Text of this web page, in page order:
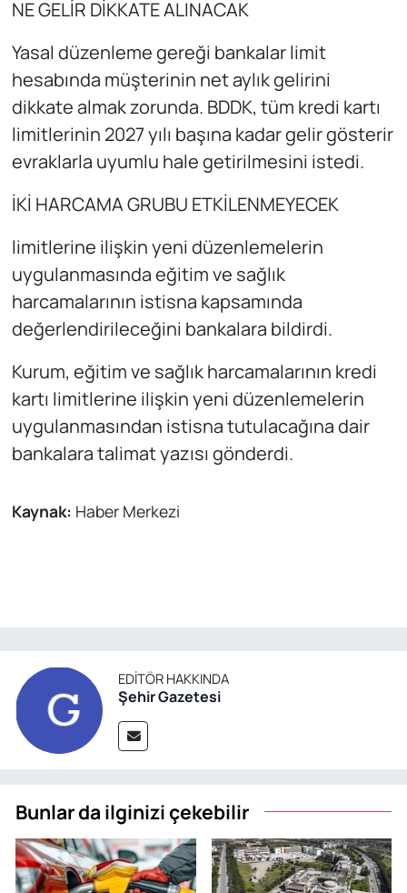
NE GELİR DİKKATE ALINACAK
Yasal düzenleme gereği bankalar limit
hesabında müşterinin net aylık gelirini
dikkate almak zorunda. BDDK, tüm kredi kartı
limitlerinin 2027 yılı başına kadar gelir gösterir
evraklarla uyumlu hale getirilmesini istedi.
İKİ HARCAMA GRUBU ETKİLENMEYECEK
limitlerine ilişkin yeni düzenlemelerin
uygulanmasında eğitim ve sağlık
harcamalarının istisna kapsamında
değerlendirileceğini bankalara bildirdi.
Kurum, eğitim ve sağlık harcamalarının kredi
kartı limitlerine ilişkin yeni düzenlemelerin
uygulanmasından istisna tutulacağına dair
bankalara talimat yazısı gönderdi.
Kaynak: Haber Merkezi
EDITÖR HAKKINDA
Şehir Gazetesi
Bunlar da ilginizi çekebilir